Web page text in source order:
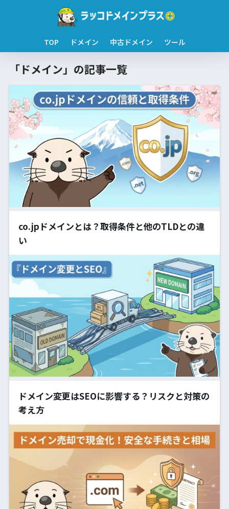
TOP ドメイン 中古ドメイン ツール
「ドメイン」の記事一覧
co.jpドメインとは？取得条件と他のTLDとの違
い
ドメイン変更はSEOに影響する？リスクと対策の
考え方